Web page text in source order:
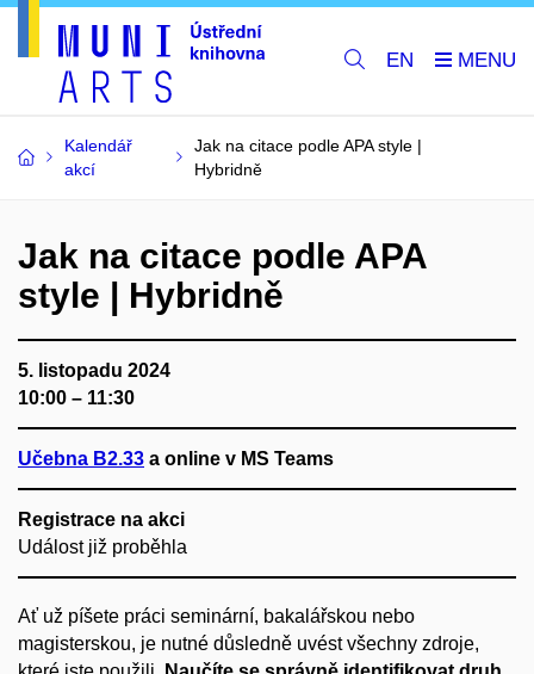
EN
Kalendář
akcí
Jak na citace podle APA style |
Hybridně
Jak na citace podle APA
style | Hybridně
5. listopadu 2024
10:00 – 11:30
Učebna B2.33 a online v MS Teams
Registrace na akci
Událost již proběhla
Ať už píšete práci seminární, bakalářskou nebo
magisterskou, je nutné důsledně uvést všechny zdroje,